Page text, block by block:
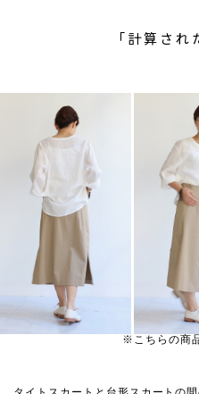
「計算され
※こちらの商